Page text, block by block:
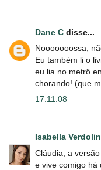
Dane C disse...
Nooooooossa,
Eu também li o
eu lia no metrô
chorando! (que
17.11.08
Isabella Verdolin
Cláudia, a
e vive comigo há